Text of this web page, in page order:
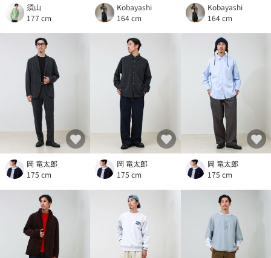
須山
177 cm
Kobayashi
164 cm
Kobayashi
164 cm
岡 竜太郎
175 cm
岡 竜太郎
175 cm
岡 竜太郎
175 cm